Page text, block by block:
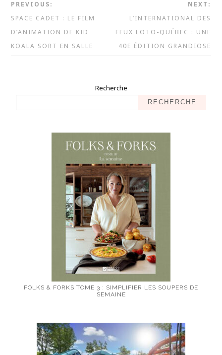
PREVIOUS:
SPACE CADET : LE FILM
D’ANIMATION DE KID
KOALA SORT EN SALLE
NEXT:
L’INTERNATIONAL DES
FEUX LOTO-QUÉBEC : UNE
40E ÉDITION GRANDIOSE
Recherche
RECHERCHE
FOLKS & FORKS TOME 3 : SIMPLIFIER LES SOUPERS DE
SEMAINE